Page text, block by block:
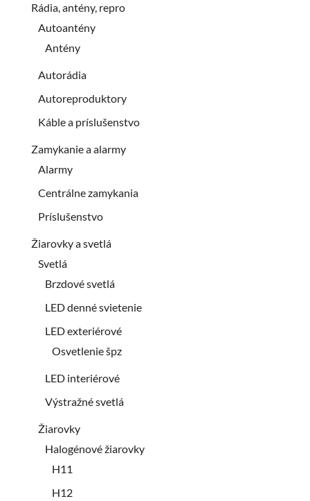
Rádia, antény, repro
Autoantény
Antény
Autorádia
Autoreproduktory
Káble a príslušenstvo
Zamykanie a alarmy
Alarmy
Centrálne zamykania
Príslušenstvo
Žiarovky a svetlá
Svetlá
Brzdové svetlá
LED denné svietenie
LED exteriérové
Osvetlenie špz
LED interiérové
Výstražné svetlá
Žiarovky
Halogénové žiarovky
H11
H12